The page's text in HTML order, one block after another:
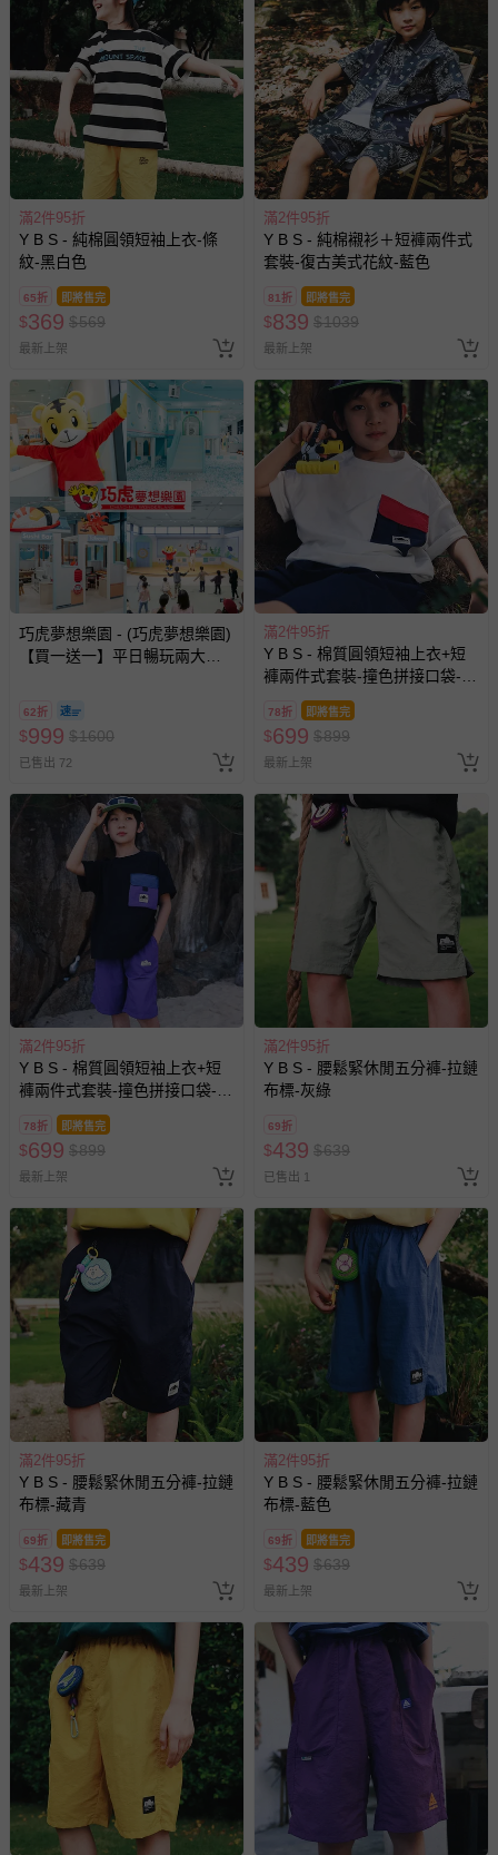
滿2件95折
Y B S - 純棉圓領短袖上衣-條
紋-黑白色
65折 即將售完
$369 $569
最新上架
滿2件95折
Y B S - 純棉襯衫＋短褲兩件式
套裝-復古美式花紋-藍色
81折 即將售完
$839 $1039
最新上架
巧虎夢想樂園 - (巧虎夢想樂園)
【買一送一】平日暢玩兩大一
換，贈送券現場領取)-效期至
2026/10/16 正券逾期視同現金
券使用
62折
$999 $1600
已售出 72
滿2件95折
Y B S - 棉質圓領短袖上衣+短
褲兩件式套裝-撞色拼接口袋-白
78折 即將售完
$699 $899
最新上架
滿2件95折
Y B S - 棉質圓領短袖上衣+短
褲兩件式套裝-撞色拼接口袋-黑
78折 即將售完
$699 $899
最新上架
滿2件95折
Y B S - 腰鬆緊休閒五分褲-拉鏈
布標-灰綠
69折
$439 $639
已售出 1
滿2件95折
Y B S - 腰鬆緊休閒五分褲-拉鏈
布標-藏青
69折 即將售完
$439 $639
最新上架
滿2件95折
Y B S - 腰鬆緊休閒五分褲-拉鏈
布標-藍色
69折 即將售完
$439 $639
最新上架